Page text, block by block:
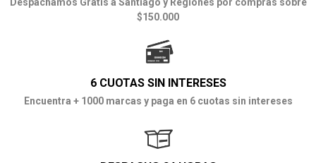
$150.000
6 CUOTAS SIN INTERESES
Encuentra + 1000 marcas y paga en 6 cuotas sin intereses